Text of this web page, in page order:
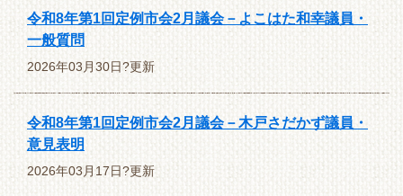
令和8年第1回定例市会2月議会－よこはた和幸議員・
一般質問
2026年03月30日?更新
令和8年第1回定例市会2月議会－木戸さだかず議員・
意見表明
2026年03月17日?更新